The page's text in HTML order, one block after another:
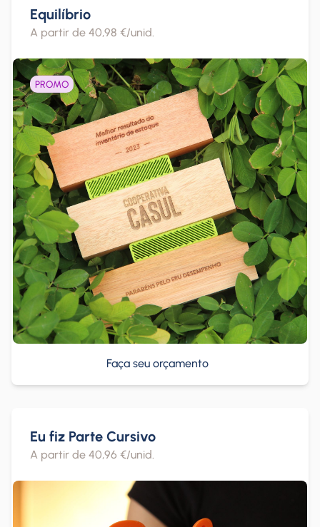
Equilíbrio
A partir de 40,98 €/unid.
PROMO
Faça seu orçamento
Eu fiz Parte Cursivo
A partir de 40,96 €/unid.